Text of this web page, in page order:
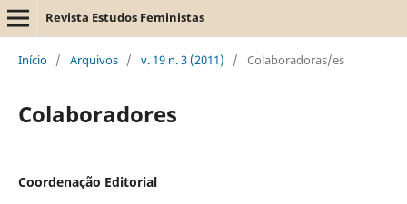
Revista Estudos Feministas
Início / Arquivos / v. 19 n. 3 (2011) / Colaboradoras/es
Colaboradores
Coordenação Editorial